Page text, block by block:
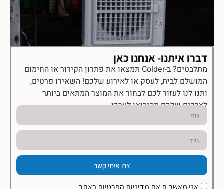
דברו איתנו- אנחנו כאן
מתלבטים? ב-Colder תמצאו את פתרון הקירור או החימום
המושלם לבית, לעסק או לאירוע שלכם! השאירו פרטים,
ותנו לנו לעזור לכם לבחור את המוצר המתאים ביותר
לצרכים שלכם מהיבואן לצרכן.
צרו איתי קשר